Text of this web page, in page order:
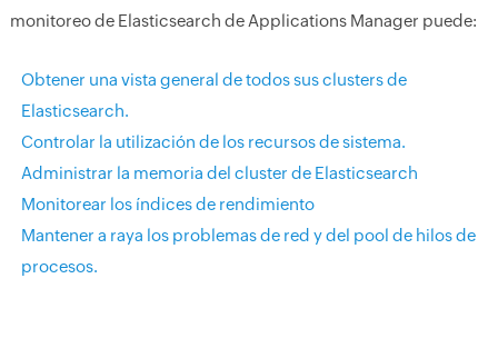
monitoreo de Elasticsearch de Applications Manager puede:
Obtener una vista general de todos sus clusters de
Elasticsearch.
Controlar la utilización de los recursos de sistema.
Administrar la memoria del cluster de Elasticsearch
Monitorear los índices de rendimiento
Mantener a raya los problemas de red y del pool de hilos de
procesos.